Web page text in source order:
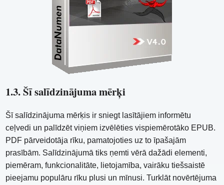
1.3. Šī salīdzinājuma mērķi
Šī salīdzinājuma mērķis ir sniegt lasītājiem informētu
ceļvedi un palīdzēt viņiem izvēlēties vispiemērotāko EPUB.
PDF pārveidotāja rīku, pamatojoties uz to īpašajām
prasībām. Salīdzinājumā tiks ņemti vērā dažādi elementi,
piemēram, funkcionalitāte, lietojamība, vairāku tiešsaistē
pieejamu populāru rīku plusi un mīnusi. Turklāt novērtējuma